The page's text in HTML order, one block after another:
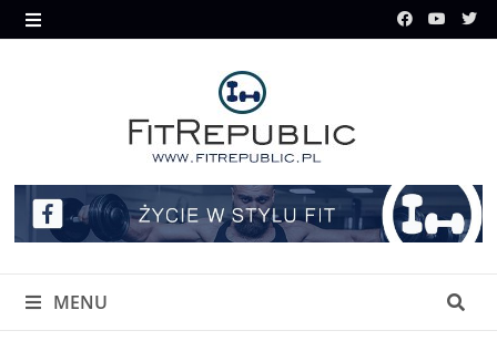
Skip
to
MENU
MENU